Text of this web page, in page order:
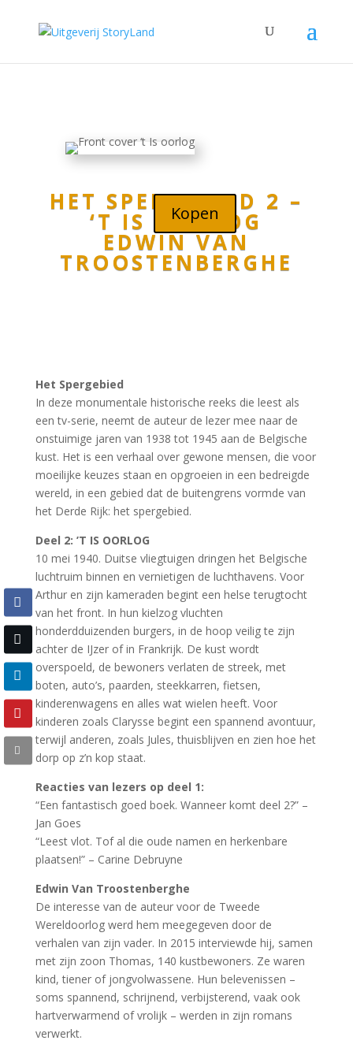
HET SPERGEBIED 2 –
‘T IS OORLOG
EDWIN VAN
TROOSTENBERGHE
Kopen
Het Spergebied
In deze monumentale historische reeks die leest als
een tv-serie, neemt de auteur de lezer mee naar de
onstuimige jaren van 1938 tot 1945 aan de Belgische
kust. Het is een verhaal over gewone mensen, die voor
moeilijke keuzes staan en opgroeien in een bedreigde
wereld, in een gebied dat de buitengrens vormde van
het Derde Rijk: het spergebied.
Deel 2: ’T IS OORLOG
10 mei 1940. Duitse vliegtuigen dringen het Belgische
luchtruim binnen en vernietigen de luchthavens. Voor
Arthur en zijn kameraden begint een helse terugtocht
van het front. In hun kielzog vluchten
honderdduizenden burgers, in de hoop veilig te zijn
achter de IJzer of in Frankrijk. De kust wordt
overspoeld, de bewoners verlaten de streek, met
boten, auto’s, paarden, steekkarren, fietsen,
kinderenwagens en alles wat wielen heeft. Voor
kinderen zoals Clarysse begint een spannend avontuur,
terwijl anderen, zoals Jules, thuisblijven en zien hoe het
dorp op z’n kop staat.
Reacties van lezers op deel 1:
“Een fantastisch goed boek. Wanneer komt deel 2?” –
Jan Goes
“Leest vlot. Tof al die oude namen en herkenbare
plaatsen!” – Carine Debruyne
Edwin Van Troostenberghe
De interesse van de auteur voor de Tweede
Wereldoorlog werd hem meegegeven door de
verhalen van zijn vader. In 2015 interviewde hij, samen
met zijn zoon Thomas, 140 kustbewoners. Ze waren
kind, tiener of jongvolwassene. Hun belevenissen –
soms spannend, schrijnend, verbijsterend, vaak ook
hartverwarmend of vrolijk – werden in zijn romans
verwerkt.